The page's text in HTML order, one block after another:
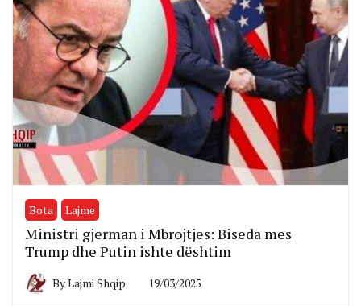
Bota Lajme
Ministri gjerman i Mbrojtjes: Biseda mes
Trump dhe Putin ishte dështim
ByLajmi Shqip 19/03/2025